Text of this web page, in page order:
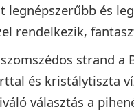
legnépszerűbb és
rendelkezik,
szomszédos strand
és kristálytiszta
választás a